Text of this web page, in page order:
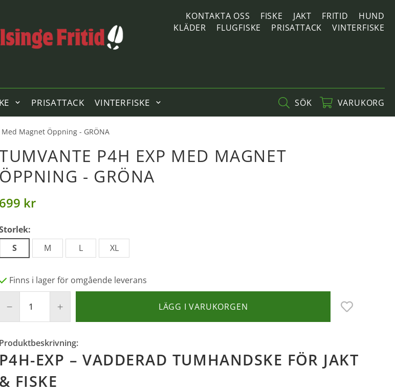
KONTAKTA OSS FISKE JAKT FRITID
HUND
KLÄDER
FLUGFISKE PRISATTACK VINTERFISKE
PRISATTACK VINTERFISKE SÖK VARUKORG
Med Magnet Öppning - GRÖNA
P4H EXP MED MAGNET
ÖPPNING - GRÖNA
699 kr
S
M L XL
Finns i lager för omgående leverans
LÄGG I VARUKORGEN
Produktbeskrivning:
P4H-EXP – VADDERAD TUMHANDSKE FÖR JAKT
& FISKE